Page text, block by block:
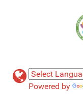
Powered by